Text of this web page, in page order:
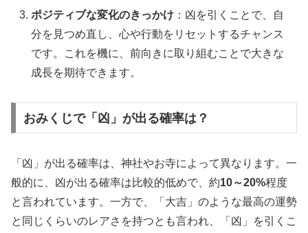
ポジティブな変化のきっかけ ：凶を引くことで、自
分を見つめ直し、心や行動をリセットするチャンス
です。これを機に、前向きに取り組むことで大きな
成長を期待できます。
おみくじで「凶」が出る確率は？
「凶」が出る確率は、神社やお寺によって異なります。一
般的に、凶が出る確率は比較的低めで、約10～20%程度
と言われています。一方で、「大吉」のような最高の運勢
と同じくらいのレアさを持つとも言われ、「凶」を引くこ